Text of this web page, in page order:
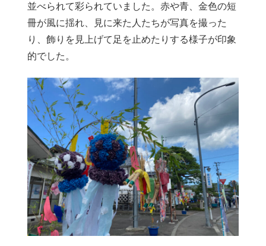
並べられて彩られていました。赤や青、金色の短
冊が風に揺れ、見に来た人たちが写真を撮った
り、飾りを見上げて足を止めたりする様子が印象
的でした。